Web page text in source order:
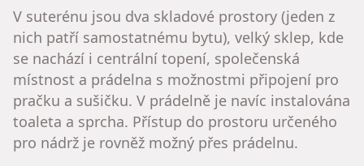
V suterénu jsou dva skladové prostory (jeden z
nich patří samostatnému bytu), velký sklep, kde
se nachází i centrální topení, společenská
místnost a prádelna s možnostmi připojení pro
pračku a sušičku. V prádelně je navíc instalována
toaleta a sprcha. Přístup do prostoru určeného
pro nádrž je rovněž možný přes prádelnu.